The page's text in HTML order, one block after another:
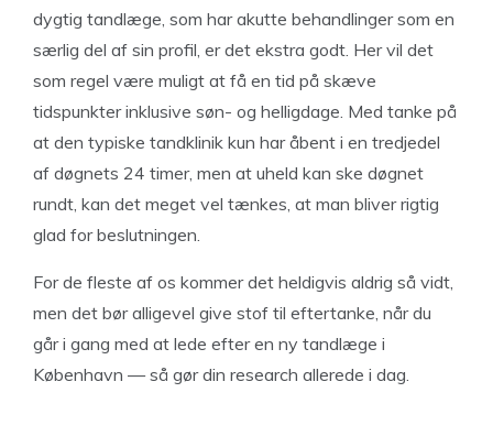
dygtig tandlæge, som har akutte behandlinger som en
særlig del af sin profil, er det ekstra godt. Her vil det
som regel være muligt at få en tid på skæve
tidspunkter inklusive søn- og helligdage. Med tanke på
at den typiske tandklinik kun har åbent i en tredjedel
af døgnets 24 timer, men at uheld kan ske døgnet
rundt, kan det meget vel tænkes, at man bliver rigtig
glad for beslutningen.
For de fleste af os kommer det heldigvis aldrig så vidt,
men det bør alligevel give stof til eftertanke, når du
går i gang med at lede efter en ny tandlæge i
København — så gør din research allerede i dag.